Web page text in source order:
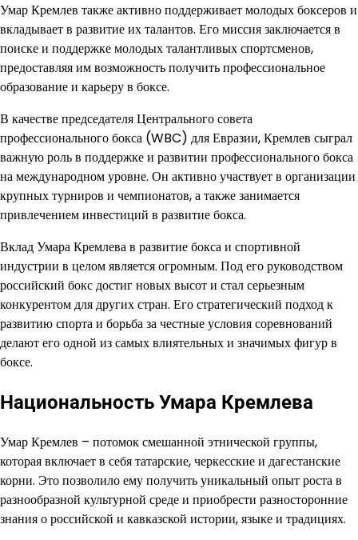
Умар Кремлев также активно поддерживает молодых боксеров и
вкладывает в развитие их талантов. Его миссия заключается в
поиске и поддержке молодых талантливых спортсменов,
предоставляя им возможность получить профессиональное
образование и карьеру в боксе.
В качестве председателя Центрального совета
профессионального бокса (WBC) для Евразии, Кремлев сыграл
важную роль в поддержке и развитии профессионального бокса
на международном уровне. Он активно участвует в организации
крупных турниров и чемпионатов, а также занимается
привлечением инвестиций в развитие бокса.
Вклад Умара Кремлева в развитие бокса и спортивной
индустрии в целом является огромным. Под его руководством
российский бокс достиг новых высот и стал серьезным
конкурентом для других стран. Его стратегический подход к
развитию спорта и борьба за честные условия соревнований
делают его одной из самых влиятельных и значимых фигур в
боксе.
Национальность Умара Кремлева
Умар Кремлев – потомок смешанной этнической группы,
которая включает в себя татарские, черкесские и дагестанские
корни. Это позволило ему получить уникальный опыт роста в
разнообразной культурной среде и приобрести разносторонние
знания о российской и кавказской истории, языке и традициях.